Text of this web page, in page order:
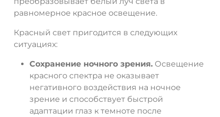
равномерное красное освещение.
Красный свет пригодится в следующих
ситуациях:
Сохранение ночного зрения. Освещение
красного спектра не оказывает
негативного воздействия на ночное
зрение и способствует быстрой
адаптации глаз к темноте после
ДА НЕТ